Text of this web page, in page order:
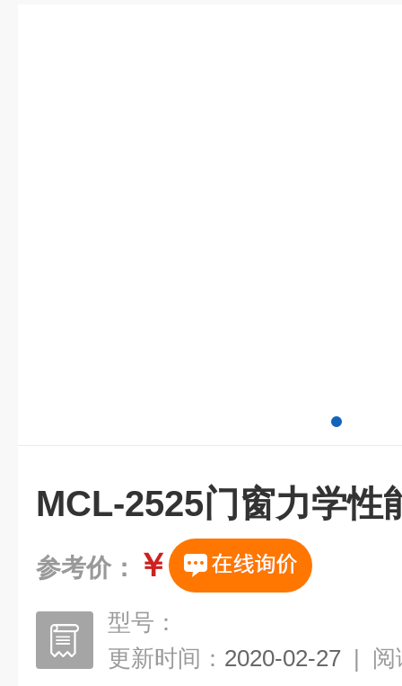
MCL-2525门窗力学性
参考价： ￥
型号：
更新时间： 2020-02-27 | 阅